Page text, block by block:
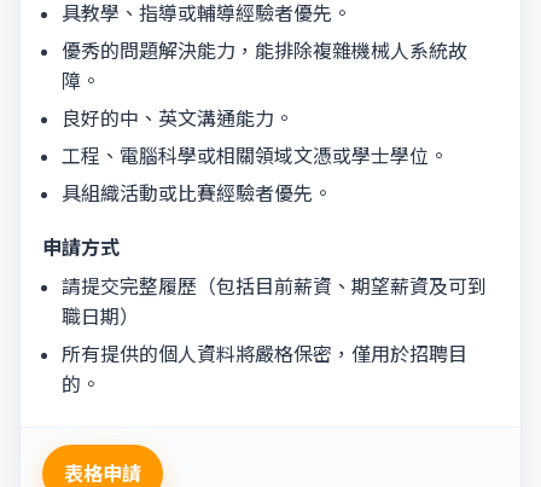
具教學、指導或輔導經驗者優先。
優秀的問題解決能力，能排除複雜機械人系統故
障。
良好的中、英文溝通能力。
工程、電腦科學或相關領域文憑或學士學位。
具組織活動或比賽經驗者優先。
申請方式
請提交完整履歷（包括目前薪資、期望薪資及可到
職日期）
所有提供的個人資料將嚴格保密，僅用於招聘目
的。
表格申請